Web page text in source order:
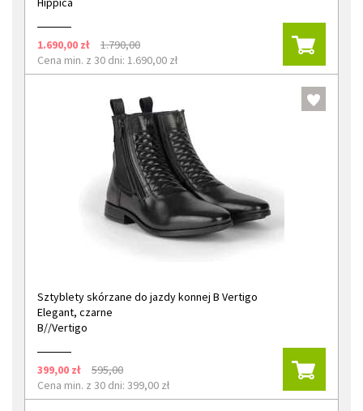
1.690,00 zł
1.790,00
Cena min. z 30 dni: 1.690,00 zł
Sztyblety skórzane do jazdy konnej B Vertigo
Elegant, czarne
B//Vertigo
399,00 zł
595,00
Cena min. z 30 dni: 399,00 zł